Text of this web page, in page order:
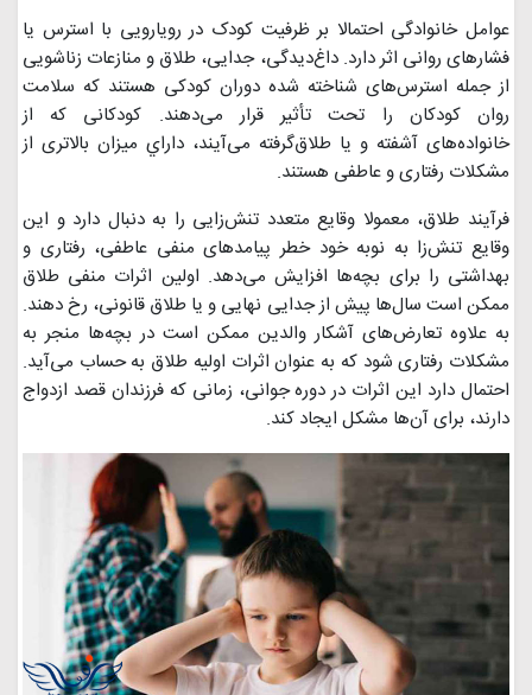
عوامل خانوادگی احتمالا بر ظرفیت کودک در رویارویی با استرس یا
فشارهای روانی اثر دارد. داغ‌دیدگی، جدایی، طلاق و منازعات زناشویی
از جمله استرس‌های شناخته شده دوران کودکی هستند که سلامت
روان کودکان را تحت تأثیر قرار می‌دهند. کودکانی که از
خانواده‌های آشفته و یا طلاق‌گرفته می‌آیند، داراي میزان بالاتری از
مشکلات رفتاری و عاطفی هستند.
فرآیند طلاق، معمولا وقایع متعدد تنش‌زایی را به دنبال دارد و این
وقایع تنش‌زا به نوبه خود خطر پیامدهای منفی عاطفی، رفتاری و
بهداشتی را برای بچه‌ها افزایش می‌دهد. اولین اثرات منفی طلاق
ممکن است سال‌ها پیش از جدایی نهایی و یا طلاق قانونی، رخ دهند.
به علاوه تعارض‌های آشکار والدین ممکن است در بچه‌ها منجر به
مشکلات رفتاری شود که به عنوان اثرات اولیه طلاق به حساب می‌آید.
احتمال دارد این اثرات در دوره جوانی، زمانی که فرزندان قصد ازدواج
دارند، برای آن‌ها مشکل ایجاد کند.